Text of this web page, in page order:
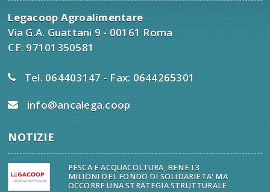
Legacoop Agroalimentare
Via G.A. Guattani 9 - 00161 Roma
CF: 97101350581
Tel. 064403147 - Fax: 0644265301
info@ancalega.coop
NOTIZIE
PESCA E ACQUACOLTURA, BENE I 3
MILIONI DEL FONDO DI SOLIDARIETA' MA
OCCORRE UNA STRATEGIA STRUTTURALE